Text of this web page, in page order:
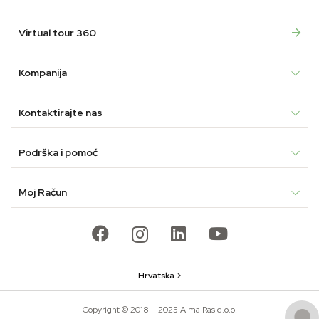
Virtual tour 360
Kompanija
Kontaktirajte nas
Podrška i pomoć
Moj Račun
Copyright © 2018 – 2025 Alma Ras d.o.o.
Hrvatska >